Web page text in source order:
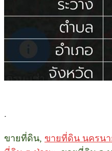
.
ขายที่ดิน, ขายที่ดิน นครน